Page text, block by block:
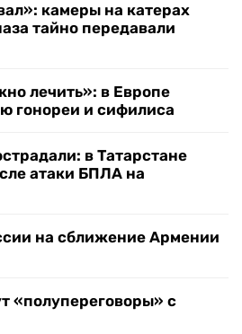
камеры на катерах
тайно передавали
лечить»: в Европе
гонореи и сифилиса
в Татарстане
атаки БПЛА на
на сближение Армении
«полупереговоры» с